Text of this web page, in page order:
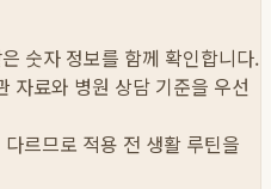
숫자 정보를 함께 확인합니다.
자료와 병원 상담 기준을 우선
르므로 적용 전 생활 루틴을